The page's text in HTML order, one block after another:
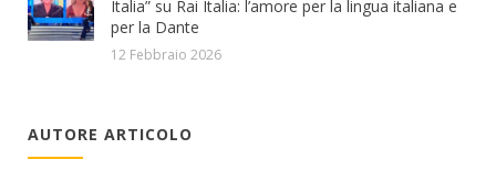
Italia” su Rai Italia: l’amore per la lingua italiana e
per la Dante
12 Febbraio 2026
AUTORE ARTICOLO